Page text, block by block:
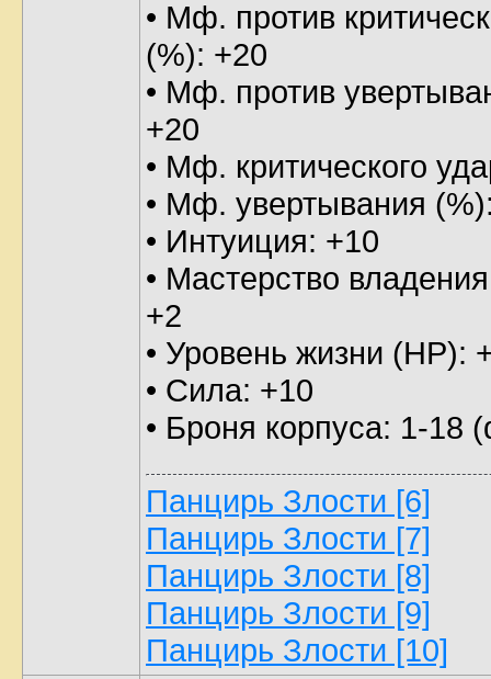
• Мф. против
(%): +20
• Мф. против
+20
• Мф. критического
• Мф. увертывания
• Интуиция: +10
• Мастерство
+2
• Уровень жизни (HP):
• Сила: +10
• Броня корпуса: 1-18
Панцирь Злости [6]
Панцирь Злости [7]
Панцирь Злости [8]
Панцирь Злости [9]
Панцирь Злости [10]